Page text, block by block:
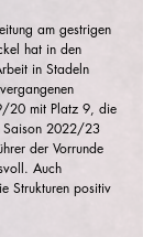
am gestrigen
hat in den
in Stadeln
20 mit Platz 9, die
2022/23
der Vorrunde
Auch
Strukturen positiv